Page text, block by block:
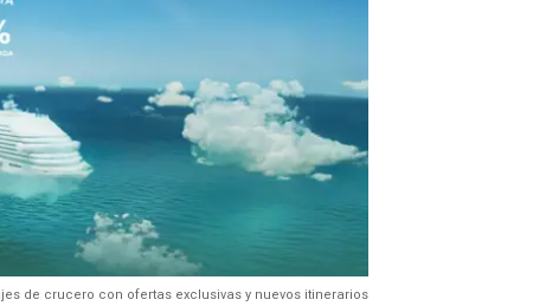
de crucero con ofertas exclusivas y nuevos itinerarios